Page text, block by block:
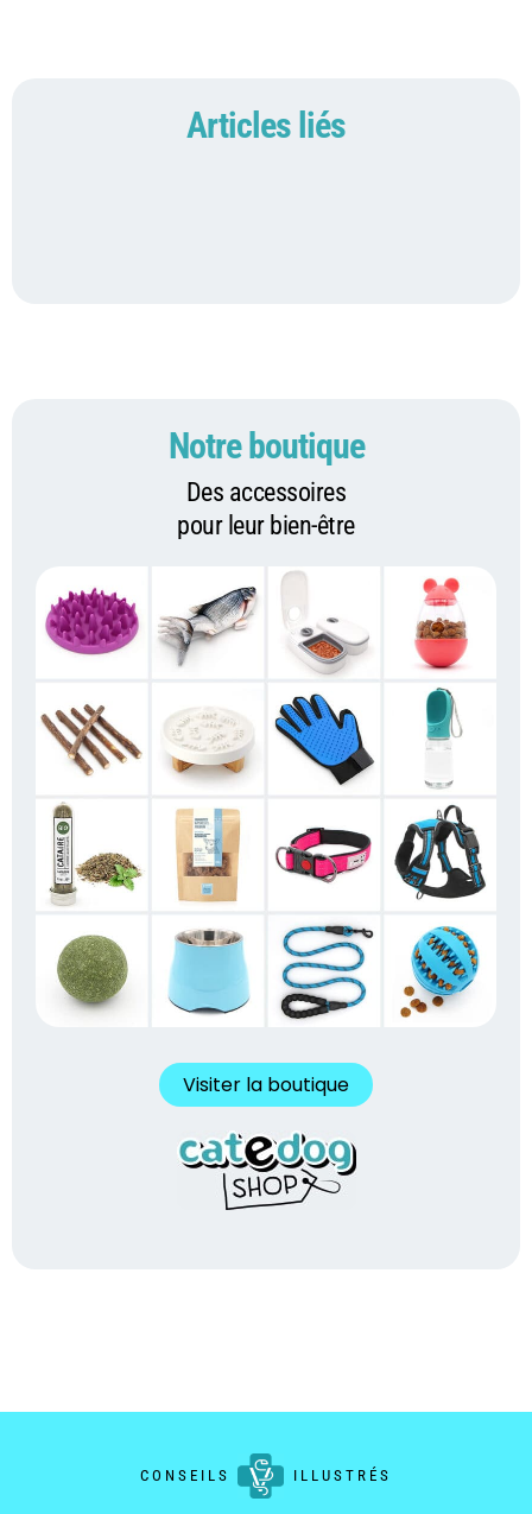
Articles liés
Notre boutique
Des accessoires
pour leur bien-être
Visiter la boutique
CONSEILS ILLUSTRÉS